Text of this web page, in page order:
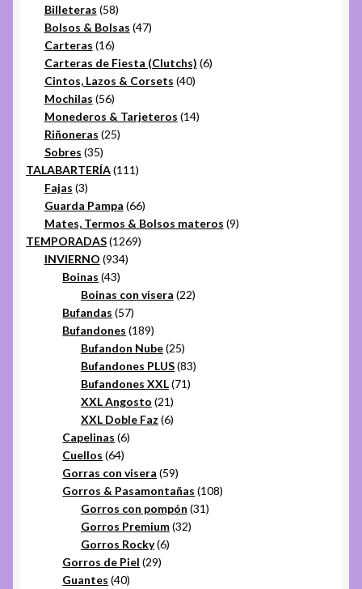
productos
Billeteras 5858
productos
Bolsos & Bolsas 4747
Carteras 1616
productos
Carteras de Fiesta (Clutchs) 66
Cintos, Lazos & Corsets 4040
Mochilas 5656
productos
Monederos & Tarjeteros 1414
Riñoneras 2525
Sobres 3535
productos
TALABARTERÍA 111111
Fajas 33
productos
Guarda Pampa 6666
productos
Mates, Termos & Bolsos materos 99
TEMPORADAS 12691269
INVIERNO 934934
Boinas 4343
productos
Boinas con visera 2222
Bufandas 5757
productos
Bufandones 189189
productos
Bufandon Nube 2525
productos
Bufandones PLUS 8383
Bufandones XXL 7171
XXL Angosto 2121
productos
XXL Doble Faz 66
Capelinas 66
Cuellos 6464
productos
Gorras con visera 5959
productos
Gorros & Pasamontañas 108108
Gorros con pompón 3131
Gorros Premium 3232
Gorros Rocky 66
Gorros de Piel 2929
Guantes 4040